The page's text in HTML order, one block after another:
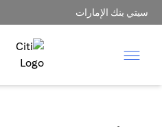
سيتي بنك الإمارات